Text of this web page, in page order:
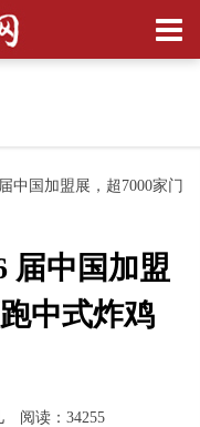
中国加盟展，超7000家门
届中国加盟
中式炸鸡
阅读：34255